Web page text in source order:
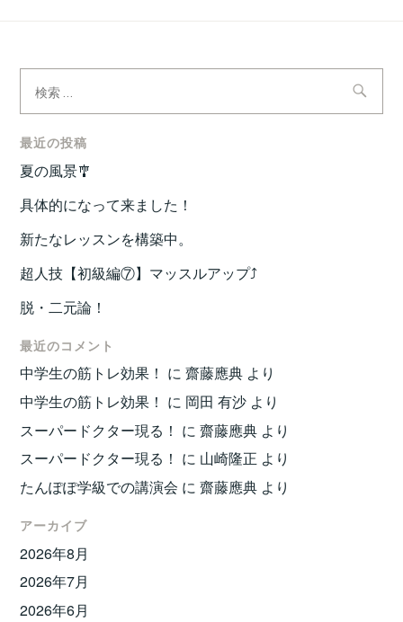
索:
最近の投稿
夏の風景🎐
具体的になって来ました！
新たなレッスンを構築中。
超人技【初級編⑦】マッスルアップ⤴️
脱・二元論！
最近のコメント
中学生の筋トレ効果！ に齋藤應典 より
中学生の筋トレ効果！ に 岡田 有沙 より
スーパードクター現る！ に齋藤應典 より
スーパードクター現る！ に 山崎隆正 より
たんぽぽ学級での講演会 に齋藤應典 より
アーカイブ
2026年8月
2026年7月
2026年6月